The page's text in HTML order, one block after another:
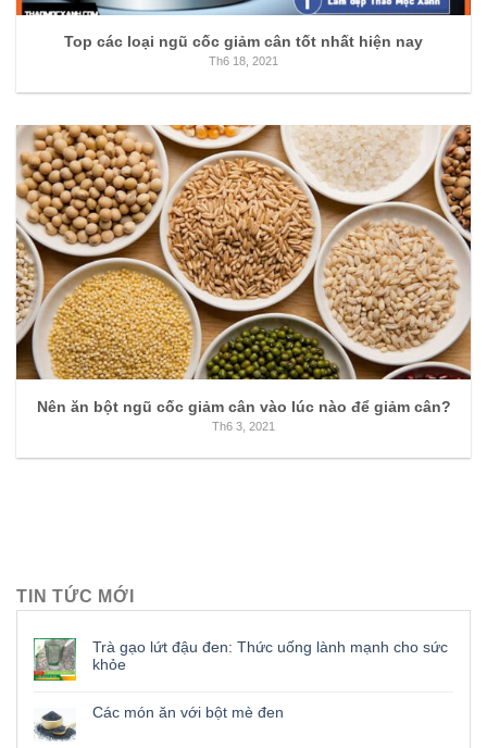
Top các loại ngũ cốc giảm cân tốt nhất hiện nay
Th6 18, 2021
Nên ăn bột ngũ cốc giảm cân vào lúc nào để giảm cân?
Th6 3, 2021
TIN TỨC MỚI
Trà gạo lứt đậu đen: Thức uống lành mạnh cho sức
khỏe
Các món ăn với bột mè đen